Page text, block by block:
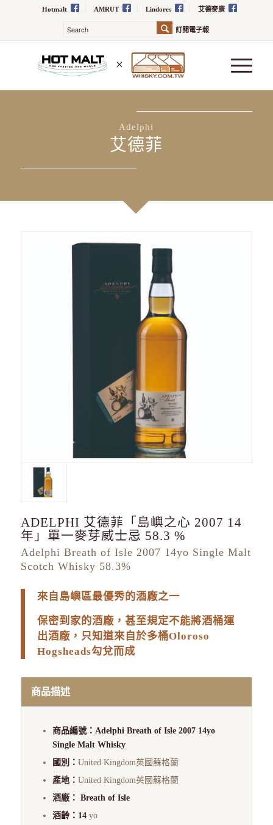
Hotmalt AMRUT Lindores 艾德麥康
訂閱電子報
Adelphi
艾德菲
ADELPHI 艾德菲「島嶼之心 2007 14
年」單一麥芽威士忌 58.3 %
Adelphi Breath of Isle 2007 14yo Single Malt
Scotch Whisky 58.3%
來自島嶼區最優秀的酒廠之一
保密到家的酒廠，甚至規定不能將酒桶運
出酒廠，只知道來自於多桶Oloroso
Hogsheads勾兌而成
商品描述
商品編號：Adelphi Breath of Isle 2007 14yo
Single Malt Whisky
國別： United Kingdom英國蘇格蘭
產地： United Kingdom英國蘇格蘭
酒廠： Breath of Isle
酒齡：14yo